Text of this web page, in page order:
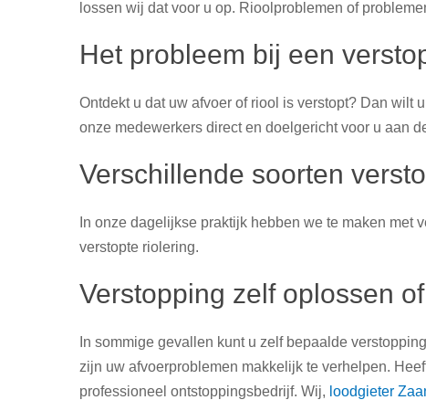
lossen wij dat voor u op. Rioolproblemen of
Het probleem bij een
Ontdekt u dat uw afvoer of riool is verstopt? Dan wilt
onze medewerkers direct en doelgericht voor u aan
Verschillende soorten
In onze dagelijkse praktijk hebben we te maken met
verstopte riolering.
Verstopping zelf oplossen
In sommige gevallen kunt u zelf bepaalde
zijn uw afvoerproblemen makkelijk te verhelpen.
professioneel ontstoppingsbedrijf. Wij, loodgieter